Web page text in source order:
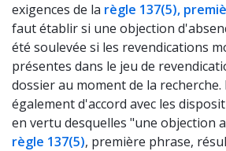
exigences de la règle 137(5),
faut établir si une objection
été soulevée si les revendications
présentes dans le jeu de
dossier au moment de la
également d'accord avec les
en vertu desquelles "une objection
règle 137(5), première phrase,